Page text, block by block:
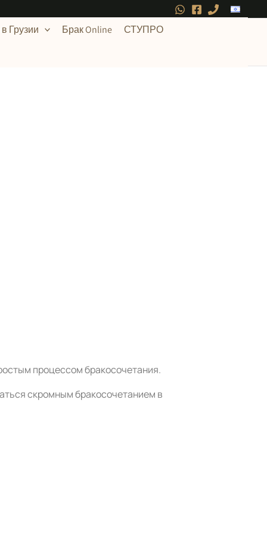
Грузии Брак Online
СТУПРО
процессом бракосочетания.
скромным бракосочетанием в